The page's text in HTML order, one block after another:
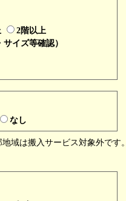
2階以上
イズ等確認）
なし
域は搬入サービス対象外です。